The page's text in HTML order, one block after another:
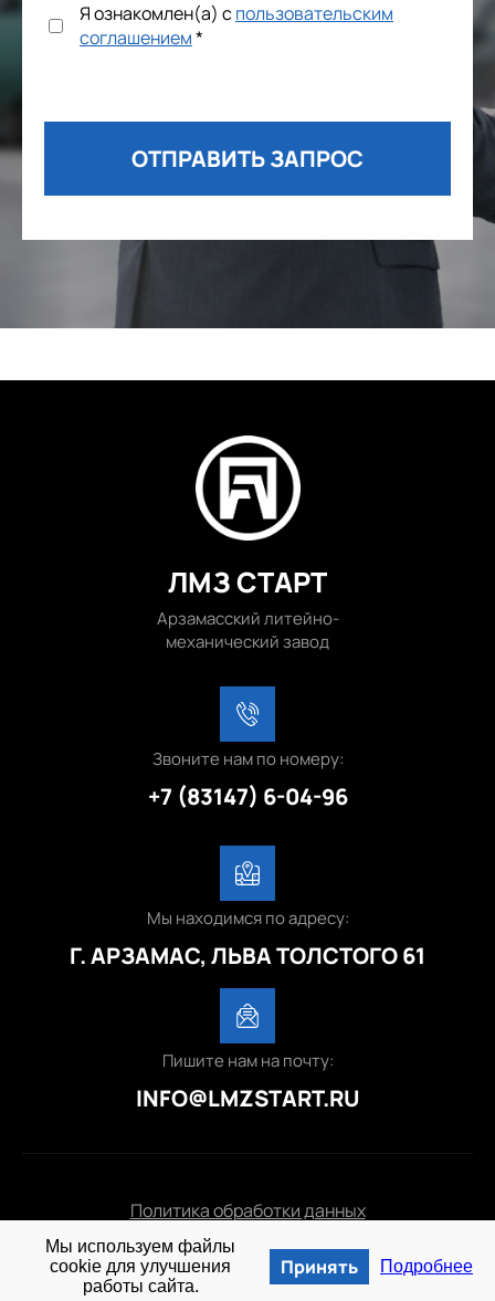
Я ознакомлен(а) спользовательским
соглашением*
ОТПРАВИТЬ ЗАПРОС
ЛМЗ СТАРТ
Арзамасский литейно-
механический завод
+7 (83147) 6-04-96
Звоните нам по номеру:
Г. АРЗАМАС, ЛЬВА ТОЛСТОГО 61
Мы находимся по адресу:
INFO@LMZSTART.RU
Пишите нам на почту:
Политика обработки данных
© 2025 lmzstart.ru
Мы используем файлы
cookie для улучшения
работы сайта.
Принять Подробнее